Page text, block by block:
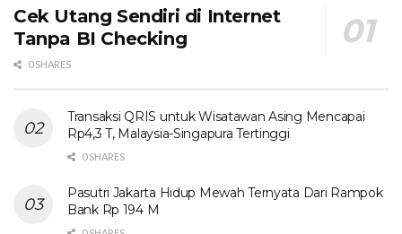
Cek Utang Sendiri di Internet
Tanpa BI Checking
0 SHARES
Transaksi QRIS untuk Wisatawan Asing Mencapai
Rp4,3 T, Malaysia-Singapura Tertinggi
0 SHARES
Pasutri Jakarta Hidup Mewah Ternyata Dari Rampok
Bank Rp 194 M